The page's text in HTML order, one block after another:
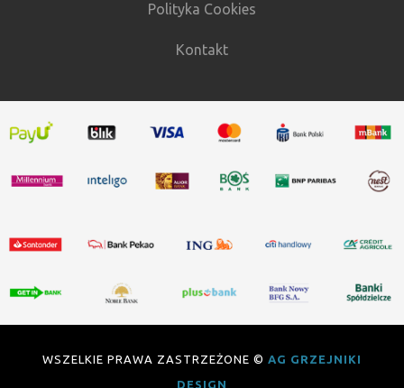
Polityka Cookies
Kontakt
WSZELKIE PRAWA ZASTRZEŻONE © AG GRZEJNIKI
DESIGN